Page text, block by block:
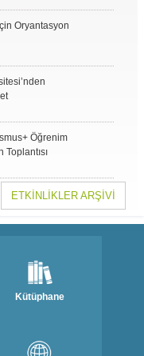
Oryantasyon
Öğrenim
ETKİNLİKLER ARŞİVİ
Kütüphane